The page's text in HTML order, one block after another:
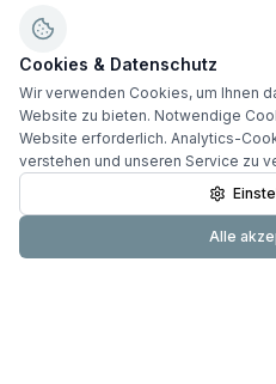
Cookies & Datenschutz
Wir verwenden Cookies, um Ihnen
Website zu bieten. Notwendige
Website erforderlich. Analytics-
verstehen und unseren Service zu
Alle